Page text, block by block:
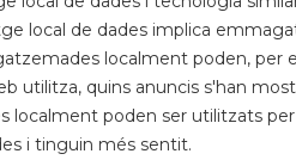
local de dades implica
localment poden, per
utilitza, quins anuncis s'han
localment poden ser utilitzats
i tinguin més sentit.